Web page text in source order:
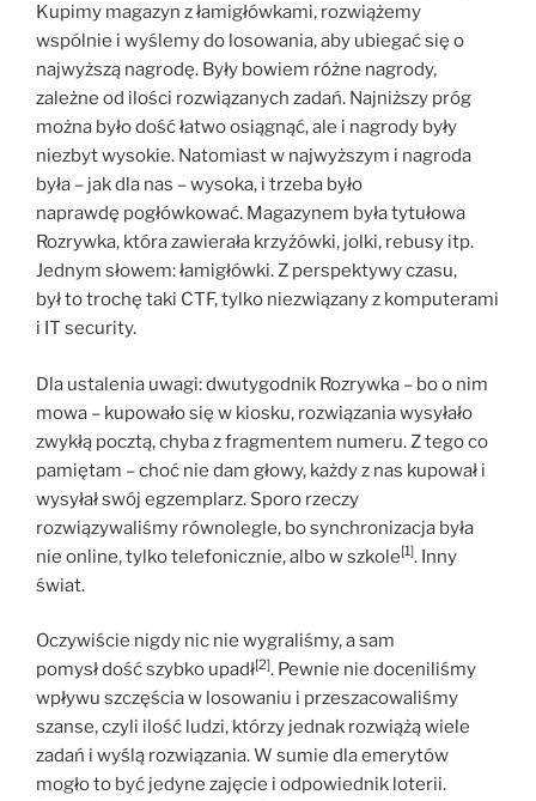
Kupimy magazyn z łamigłówkami, rozwiążemy
wspólnie i wyślemy do losowania, aby ubiegać się o
najwyższą nagrodę. Były bowiem różne nagrody,
zależne od ilości rozwiązanych zadań. Najniższy próg
można było dość łatwo osiągnąć, ale i nagrody były
niezbyt wysokie. Natomiast w najwyższym i nagroda
była – jak dla nas – wysoka, i trzeba było
naprawdę pogłówkować. Magazynem była tytułowa
Rozrywka, która zawierała krzyżówki, jolki, rebusy itp.
Jednym słowem: łamigłówki. Z perspektywy czasu,
był to trochę taki CTF, tylko niezwiązany z komputerami
i IT security.
Dla ustalenia uwagi: dwutygodnik Rozrywka – bo o nim
mowa – kupowało się w kiosku, rozwiązania wysyłało
zwykłą pocztą, chyba z fragmentem numeru. Z tego co
pamiętam – choć nie dam głowy, każdy z nas kupował i
wysyłał swój egzemplarz. Sporo rzeczy
rozwiązywaliśmy równolegle, bo synchronizacja była
nie online, tylko telefonicznie, albo w szkole[1]. Inny
świat.
Oczywiście nigdy nic nie wygraliśmy, a sam
pomysł dość szybko upadł[2]. Pewnie nie doceniliśmy
wpływu szczęścia w losowaniu i przeszacowaliśmy
szanse, czyli ilość ludzi, którzy jednak rozwiążą wiele
zadań i wyślą rozwiązania. W sumie dla emerytów
mogło to być jedyne zajęcie i odpowiednik loterii.